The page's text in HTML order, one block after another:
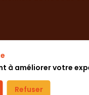
à améliorer votre
Refuser